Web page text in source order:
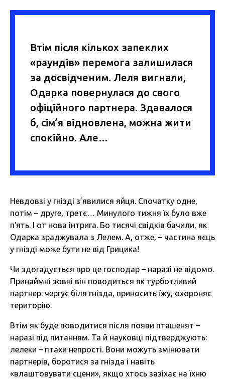
Втім після кількох запеклих
«раундів» перемога залишилася
за досвідченим. Леля вигнали,
Одарка повернулася до свого
офіційного партнера. Здавалося
б, сім’я відновлена, можна жити
спокійно. Але…
Невдовзі у гнізді з’явилися яйця. Спочатку одне,
потім – друге, третє… Минулого тижня їх було вже
п′ять. І от нова інтрига. Бо тисячі свідків бачили, як
Одарка зраджувала з Лелем. А, отже, – частина яєць
у гнізді може бути не від Грицика!
Чи здогадується про це господар – наразі не відомо.
Принаймні зовні він поводиться як турботливий
партнер: чергує біля гнізда, приносить їжу, охороняє
територію.
Втім як буде поводитися після появи пташенят –
наразі під питанням. Та й науковці підтверджують:
лелеки – птахи непрості. Вони можуть змінювати
партнерів, боротися за гнізда і навіть
«влаштовувати сцени», якщо хтось зазіхає на їхню